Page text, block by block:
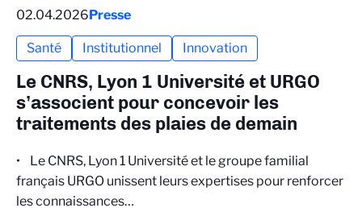
02.04.2026Presse
Santé Institutionnel Innovation
Le CNRS, Lyon 1 Université et URGO
s’associent pour concevoir les
traitements des plaies de demain
• Le CNRS, Lyon 1 Université et le groupe familial
français URGO unissent leurs expertises pour renforcer
les connaissances…